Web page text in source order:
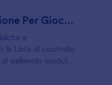
Questionario Di Valutazione Per Giocatori Di Pallavolo
e
la Lista di controllo
pallavolo modulo,